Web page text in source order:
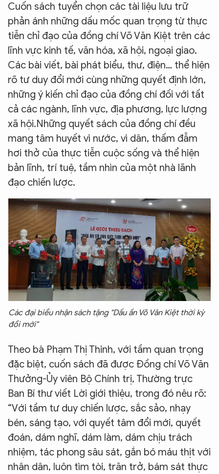
Cuốn sách tuyển chọn các tài liệu lưu trữ
phản ánh những dấu mốc quan trọng từ thực
tiễn chỉ đạo của đồng chí Võ Văn Kiệt trên các
lĩnh vực kinh tế, văn hóa, xã hội, ngoại giao.
Các bài viết, bài phát biểu, thư, điện… thể hiện
rõ tư duy đổi mới cùng những quyết định lớn,
những ý kiến chỉ đạo của đồng chí đối với tất
cả các ngành, lĩnh vực, địa phương, lực lượng
xã hội.Những quyết sách của đồng chí đều
mang tâm huyết vì nước, vì dân, thấm đẫm
hơi thở của thực tiễn cuộc sống và thể hiện
bản lĩnh, trí tuệ, tầm nhìn của một nhà lãnh
đạo chiến lược.
Các đại biểu nhận sách tặng "Dấu ấn Võ Văn Kiệt thời kỳ
đổi mới"
Theo bà Phạm Thị Thinh, với tầm quan trọng
đặc biệt, cuốn sách đã được Đồng chí Võ Văn
Thưởng-Ủy viên Bộ Chính trị, Thường trực
Ban Bí thư viết Lời giới thiệu, trong đó nêu rõ:
“Với tầm tư duy chiến lược, sắc sảo, nhạy
bén, sáng tạo, với quyết tâm đổi mới, quyết
đoán, dám nghĩ, dám làm, dám chịu trách
nhiệm, tác phong sâu sát, gắn bó máu thịt với
nhân dân, luôn tìm tòi, trăn trở, bám sát thực